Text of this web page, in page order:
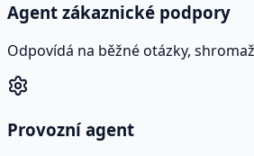
Agent zákaznické podpory
Odpovídá na běžné otázky,
Provozní agent